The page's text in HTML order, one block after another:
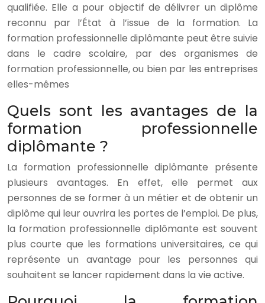
qualifiée. Elle a pour objectif de délivrer un diplôme
reconnu par l’État à l’issue de la formation. La
formation professionnelle diplômante peut être suivie
dans le cadre scolaire, par des organismes de
formation professionnelle, ou bien par les entreprises
elles-mêmes
Quels sont les avantages de la
formation professionnelle
diplômante ?
La formation professionnelle diplômante présente
plusieurs avantages. En effet, elle permet aux
personnes de se former à un métier et de obtenir un
diplôme qui leur ouvrira les portes de l’emploi. De plus,
la formation professionnelle diplômante est souvent
plus courte que les formations universitaires, ce qui
représente un avantage pour les personnes qui
souhaitent se lancer rapidement dans la vie active.